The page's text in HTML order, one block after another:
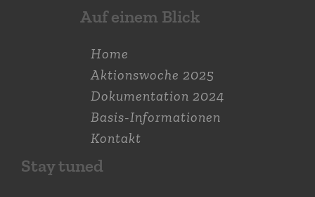
Auf einem Blick
Home
Aktions­woche 2025
Dokumen­tation 2024
Basis-Informationen
Kontakt
Stay tuned